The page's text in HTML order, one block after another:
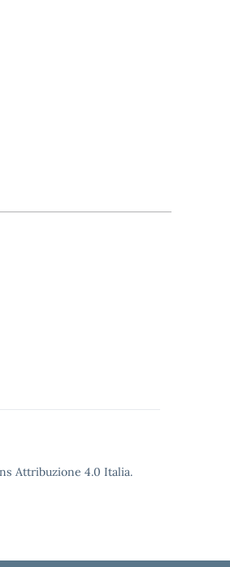
Attribuzione 4.0 Italia.